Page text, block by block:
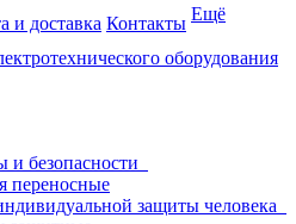
и доставка Контакты Ещё
и безопасности
переносные
защиты человека